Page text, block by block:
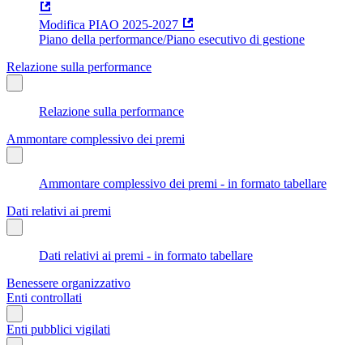
Modifica PIAO 2025-2027
Piano della performance/Piano esecutivo di gestione
Relazione sulla performance
Relazione sulla performance
Ammontare complessivo dei premi
Ammontare complessivo dei premi - in formato tabellare
Dati relativi ai premi
Dati relativi ai premi - in formato tabellare
Benessere organizzativo
Enti controllati
Enti pubblici vigilati